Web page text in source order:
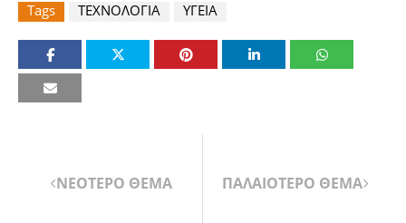
Tags ΤΕΧΝΟΛΟΓΙΑ ΥΓΕΙΑ
ΝΕΟΤΕΡΟ ΘΕΜΑ ΠΑΛΑΙΟΤΕΡΟ ΘΕΜΑ